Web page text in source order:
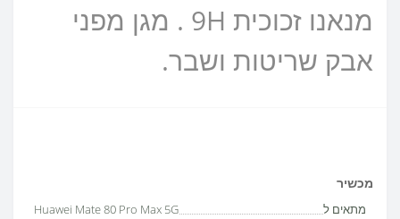
מנאנו זכוכית 9H . מגן מפני
אבק שריטות ושבר.
מכשיר
מתאים ל Huawei Mate 80 Pro Max 5G